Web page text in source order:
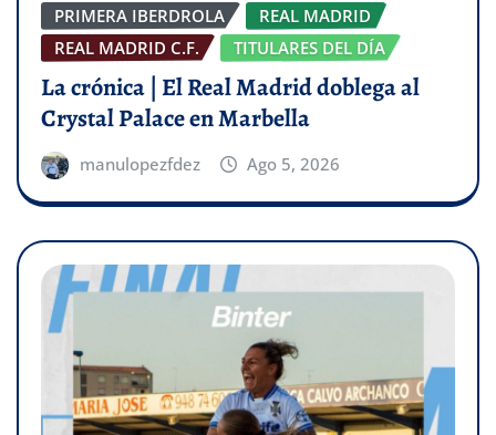
PRIMERA IBERDROLA
REAL MADRID
REAL MADRID C.F.
TITULARES DEL DÍA
La crónica | El Real Madrid doblega al
Crystal Palace en Marbella
manulopezfdez Ago 5, 2026